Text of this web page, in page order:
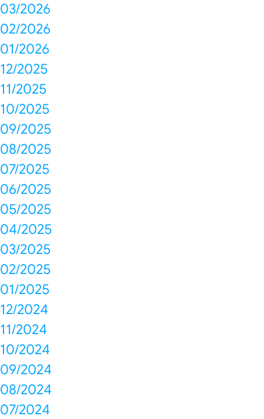
03/2026
02/2026
01/2026
12/2025
11/2025
10/2025
09/2025
08/2025
07/2025
06/2025
05/2025
04/2025
03/2025
02/2025
01/2025
12/2024
11/2024
10/2024
09/2024
08/2024
07/2024